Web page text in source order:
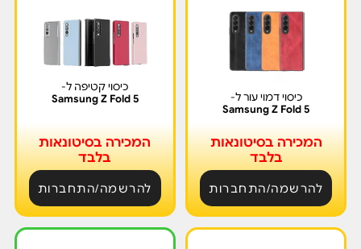
כיסוי דמוי עור ל-
Samsung Z Fold 5
המכירה בסיטונאות
בלבד
להרשמה/התחברות
כיסוי קטיפה ל-
Samsung Z Fold 5
המכירה בסיטונאות
בלבד
להרשמה/התחברות